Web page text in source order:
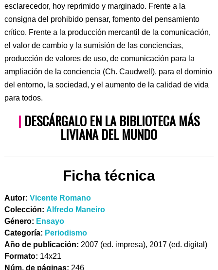
esclarecedor, hoy reprimido y marginado. Frente a la
consigna del prohibido pensar, fomento del pensamiento
crítico. Frente a la producción mercantil de la comunicación,
el valor de cambio y la sumisión de las conciencias,
producción de valores de uso, de comunicación para la
ampliación de la conciencia (Ch. Caudwell), para el dominio
del entorno, la sociedad, y el aumento de la calidad de vida
para todos.
| DESCÁRGALO EN LA BIBLIOTECA MÁS
LIVIANA DEL MUNDO
Ficha técnica
Autor: Vicente Romano
Colección: Alfredo Maneiro
Género: Ensayo
Categoría: Periodismo
Año de publicación: 2007 (ed. impresa), 2017 (ed. digital)
Formato: 14x21
Núm. de páginas: 246